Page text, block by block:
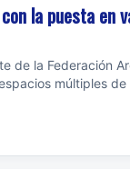
la puesta en
de la Federación
múltiples